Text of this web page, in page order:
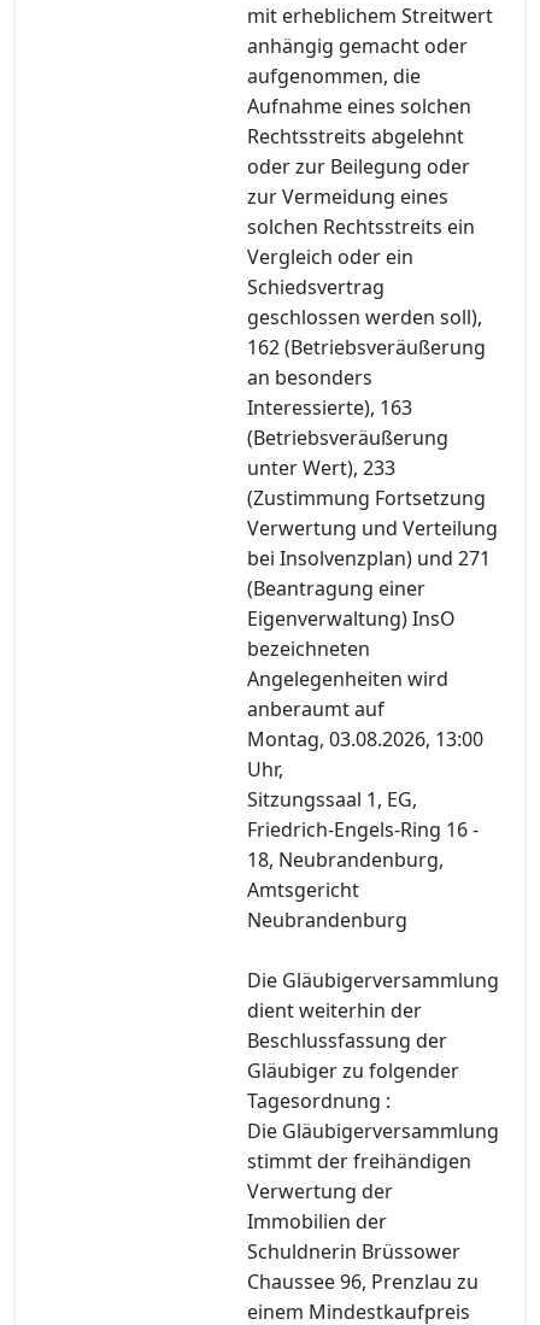
mit erheblichem Streitwert
anhängig gemacht oder
aufgenommen, die
Aufnahme eines solchen
Rechtsstreits abgelehnt
oder zur Beilegung oder
zur Vermeidung eines
solchen Rechtsstreits ein
Vergleich oder ein
Schiedsvertrag
geschlossen werden soll),
162 (Betriebsveräußerung
an besonders
Interessierte), 163
(Betriebsveräußerung
unter Wert), 233
(Zustimmung Fortsetzung
Verwertung und Verteilung
bei Insolvenzplan) und 271
(Beantragung einer
Eigenverwaltung) InsO
bezeichneten
Angelegenheiten wird
anberaumt auf
Montag, 03.08.2026, 13:00
Uhr,
Sitzungssaal 1, EG,
Friedrich-Engels-Ring 16 -
18, Neubrandenburg,
Amtsgericht
Neubrandenburg
Die Gläubigerversammlung
dient weiterhin der
Beschlussfassung der
Gläubiger zu folgender
Tagesordnung :
Die Gläubigerversammlung
stimmt der freihändigen
Verwertung der
Immobilien der
Schuldnerin Brüssower
Chaussee 96, Prenzlau zu
einem Mindestkaufpreis